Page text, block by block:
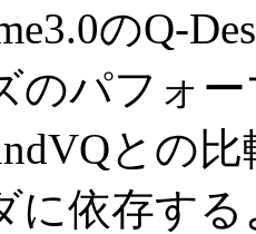
のQ-
のパフォ
との
に依存す